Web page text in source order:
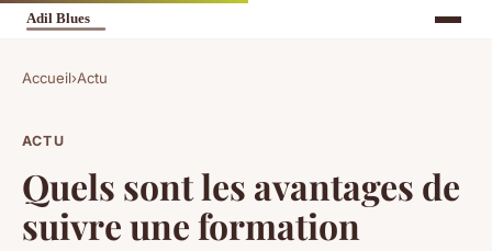
Accueil›Actu
ACTU
Quels sont les avantages de
suivre une formation